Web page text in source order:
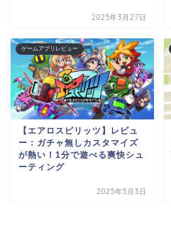
2025年3月27日
ゲームアプリレビュー
【エアロスピリッツ】レビュ
ー：ガチャ無しカスタマイズ
が熱い！1分で遊べる爽快シュ
ーティング
2025年5月3日